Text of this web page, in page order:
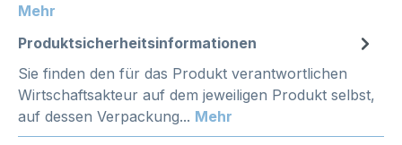
Mehr
Produktsicherheitsinformationen
Sie finden den für das Produkt verantwortlichen
Wirtschaftsakteur auf dem jeweiligen Produkt selbst,
auf dessen Verpackung... Mehr